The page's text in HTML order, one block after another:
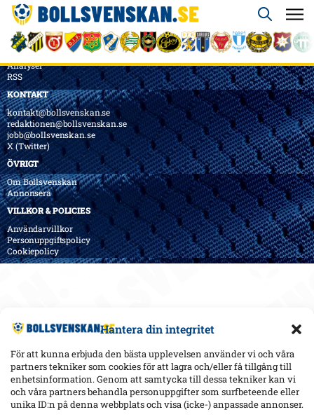
Hantera din integritet
För att kunna erbjuda den bästa upplevelsen använder vi och våra
partners tekniker som cookies för att lagra och/eller få tillgång till
enhetsinformation. Genom att samtycka till dessa tekniker kan vi
och våra partners behandla personuppgifter som surfbeteende eller
unika ID:n på denna webbplats och visa (icke-) anpassade annonser.
ÖVERSIKT
Nyheter & Reportage
Spelarbetyg
Analyser
RSS
KONTAKT
kontakt@bollsvenskan.se
redaktionen@bollsvenskan.se
jobb@bollsvenskan.se
X (Twitter)
ÖVRIGT
Om Bollsvenskan
Annonsera
VILLKOR & POLICIES
Användarvillkor
Personuppgiftspolicy
Cookiepolicy